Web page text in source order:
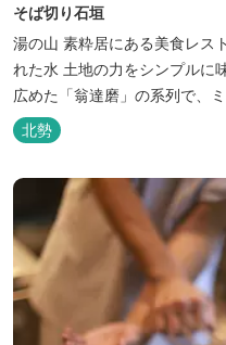
そば切り石垣
湯の山 素粋居にある美食レストラン 挽き立ての蕎麦と
れた水 土地の力をシンプルに味わう 完全自家製粉の手
広めた「翁達磨」の系列で、
鑽を積んだ石垣雄介氏が開業
自家製粉による二八蕎麦を踏
を実現しました。国産蕎麦の
天然の水の力...
北勢